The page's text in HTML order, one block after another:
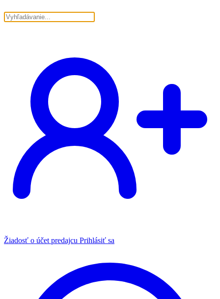
Žiadosť o účet predajcu Prihlásiť sa